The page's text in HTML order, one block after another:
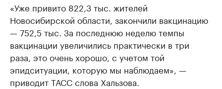
«Уже привито 822,3 тыс. жителей
Новосибирской области, закончили вакцинацию
— 752,5 тыс. За последнюю неделю темпы
вакцинации увеличились практически в три
раза, это очень хорошо, с учетом той
эпидситуации, которую мы наблюдаем», —
приводит ТАСС слова Хальзова.